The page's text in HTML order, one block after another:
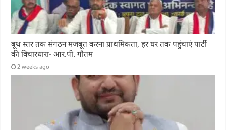
बूथ स्तर तक संगठन मजबूत करना प्राथमिकता, हर घर तक पहुंचाएं पार्टी
की विचारधारा- आर.पी. गौतम
2 weeks ago